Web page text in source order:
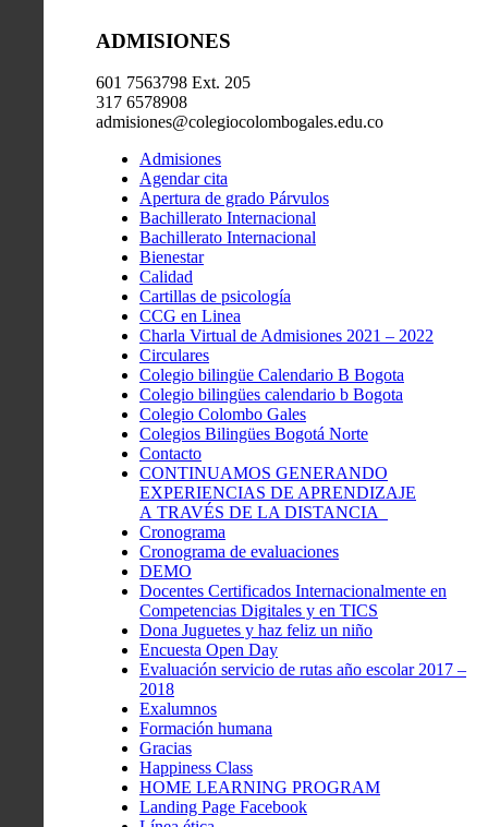
ADMISIONES
601 7563798 Ext. 205
317 6578908
admisiones@colegiocolombogales.edu.co
Admisiones
Agendar cita
Apertura de grado Párvulos
Bachillerato Internacional
Bachillerato Internacional
Bienestar
Calidad
Cartillas de psicología
CCG en Linea
Charla Virtual de Admisiones 2021 – 2022
Circulares
Colegio bilingüe Calendario B Bogota
Colegio bilingües calendario b Bogota
Colegio Colombo Gales
Colegios Bilingües Bogotá Norte
Contacto
CONTINUAMOS GENERANDO
EXPERIENCIAS DE APRENDIZAJE
A TRAVÉS DE LA DISTANCIA
Cronograma
Cronograma de evaluaciones
DEMO
Docentes Certificados Internacionalmente en
Competencias Digitales y en TICS
Dona Juguetes y haz feliz un niño
Encuesta Open Day
Evaluación servicio de rutas año escolar 2017 –
2018
Exalumnos
Formación humana
Gracias
Happiness Class
HOME LEARNING PROGRAM
Landing Page Facebook